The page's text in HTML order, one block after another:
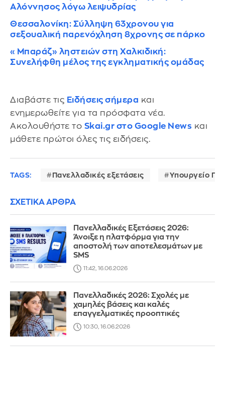
Αλόννησος λόγω λειψυδρίας
Θεσσαλονίκη: Σύλληψη 63χρονου για
σεξουαλική παρενόχληση 8χρονης σε πάρκο
«Μπαράζ» ληστειών στη Χαλκιδική:
Συνελήφθη μέλος της εγκληματικής ομάδας
Διαβάστε τις Ειδήσεις σήμερα και
ενημερωθείτε για τα πρόσφατα νέα.
Ακολουθήστε το Skai.gr στο Google News και
μάθετε πρώτοι όλες τις ειδήσεις.
TAGS: Πανελλαδικές εξετάσεις Υπουργείο
ΣΧΕΤΙΚΑ ΑΡΘΡΑ
Πανελλαδικές Εξετάσεις 2026:
Άνοιξε η πλατφόρμα για την
αποστολή των αποτελεσμάτων με
SMS
11:42, 16.06.2026
Πανελλαδικές 2026: Σχολές με
χαμηλές βάσεις και καλές
επαγγελματικές προοπτικές
10:30, 16.06.2026